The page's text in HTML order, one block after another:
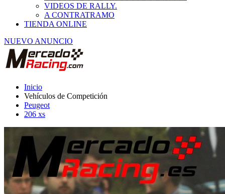
VIDEOS DE RALLY.
A CONTRATRAMO
TIENDA ONLINE
NUEVO ANUNCIO
Inicio
Vehículos de Competición
Peugeot
206 xs